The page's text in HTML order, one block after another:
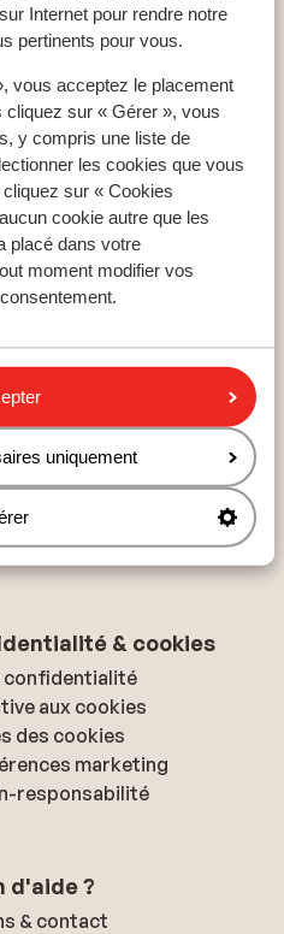
Internet pour rendre notre
pertinents pour vous.
vous acceptez le placement
sur « Gérer », vous
y compris une liste de
les cookies que vous
sur « Cookies
cookie autre que les
placé dans votre
moment modifier vos
uniquement
populaires
Rouge
populaires
Sunweb
de Sunweb
& médias
& cookies
confidentialité
aux cookies
des cookies
marketing
responsabilité
d'aide ?
& contact